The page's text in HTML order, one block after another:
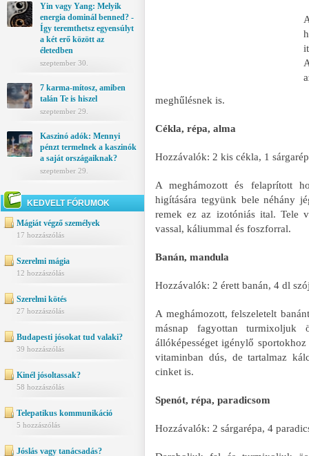
Yin vagy Yang: Melyik
energia dominál benned? -
Így teremthetsz egyensúlyt
a két erő között az
életedben
szeptember 30.
7 karma-mítosz, amiben
talán Te is hiszel
szeptember 29.
Kaszinó adók: Mennyi
pénzt termelnek a kaszinók
a saját országaiknak?
szeptember 29.
KEDVELT FÓRUMOK
Mágiát végző személyek
17 hozzászólás
Szerelmi mágia
12 hozzászólás
Szerelmi kötés
27 hozzászólás
Budapesti jósokat tud valaki?
39 hozzászólás
Kinél jósoltassak?
58 hozzászólás
Telepatikus kommunikáció
5 hozzászólás
Jóslás vagy tanácsadás?
meghűlésnek is.
Cékla, répa, alma
Hozzávalók: 2 kis cékla, 1
A meghámozott és felaprított
higítására tegyünk bele néhány
remek ez az izotóniás ital. Tele
vassal, káliummal és foszforral.
Banán, mandula
Hozzávalók: 2 érett banán, 4 dl
A meghámozott, felszeletelt
másnap fagyottan
állóképességet igénylő
vitaminban dús, de tartalmaz
cinket is.
Spenót, répa, paradicsom
Hozzávalók: 2 sárgarépa, 4